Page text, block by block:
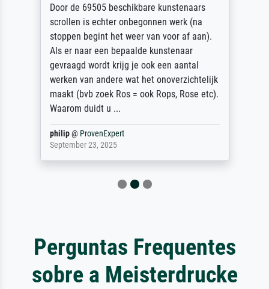
Door de 69505 beschikbare kunstenaars
scrollen is echter onbegonnen werk (na
stoppen begint het weer van voor af aan).
Als er naar een bepaalde kunstenaar
gevraagd wordt krijg je ook een aantal
werken van andere wat het onoverzichtelijk
maakt (bvb zoek Ros = ook Rops, Rose etc).
Waarom duidt u ...
philip@ ProvenExpert
September 23, 2025
Perguntas Frequentes
sobre a Meisterdrucke